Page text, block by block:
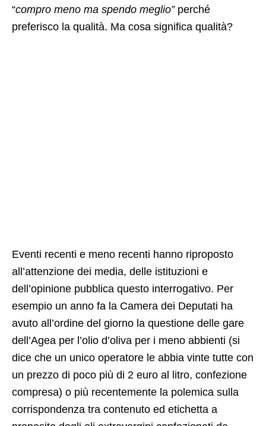
“compro meno ma spendo meglio”perché
preferisco la qualità. Ma cosa significa qualità?
Eventi recenti e meno recenti hanno riproposto
all’attenzione dei media, delle istituzioni e
dell’opinione pubblica questo interrogativo. Per
esempio un anno fa la Camera dei Deputati ha
avuto all’ordine del giorno la questione delle gare
dell’Agea per l’olio d’oliva per i meno abbienti (si
dice che un unico operatore le abbia vinte tutte con
un prezzo di poco più di 2 euro al litro, confezione
compresa) o più recentemente la polemica sulla
corrispondenza tra contenuto ed etichetta a